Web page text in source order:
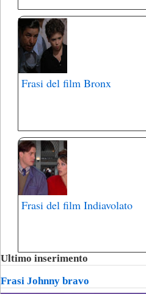
Frasi del film Bronx
Frasi del film Indiavolato
Ultimo inserimento
Frasi Johnny bravo